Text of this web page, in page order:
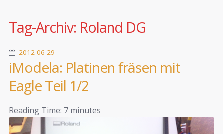
Tag-Archiv: Roland DG
2012-06-29
iModela: Platinen fräsen mit
Eagle Teil 1/2
Reading Time: 7 minutes